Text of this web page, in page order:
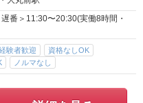
番＞11:30〜20:30(実働8時間・
験者歓迎
資格なしOK
ノルマなし